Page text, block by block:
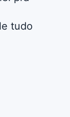
tudo